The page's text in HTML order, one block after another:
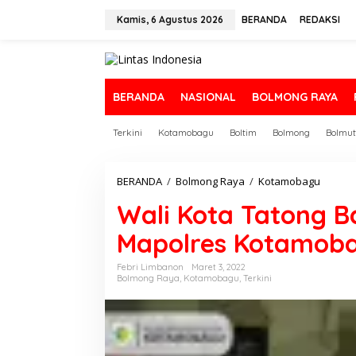
Kamis, 6 Agustus 2026 BERANDA REDAKSI
BERANDA NASIONAL BOLMONG RAYA
Terkini Kotamobagu Boltim Bolmong Bolmut
BERANDA / Bolmong Raya / Kotamobagu
l
i
K
o
Wali Kota Tatong
Mapolres
Febri Limbanon
Maret 3, 2022
Bolmong Raya, Kotamobagu, Terkini